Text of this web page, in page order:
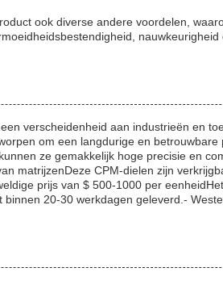
ook diverse andere voordelen,
nauwkeurigheid
verscheidenheid aan industrieën en
om een langdurige en
ze gemakkelijk hoge precisie en
matrijzenDeze CPM-dielen zijn
prijs van $ 500-1000 per
20-30 werkdagen geleverd.-